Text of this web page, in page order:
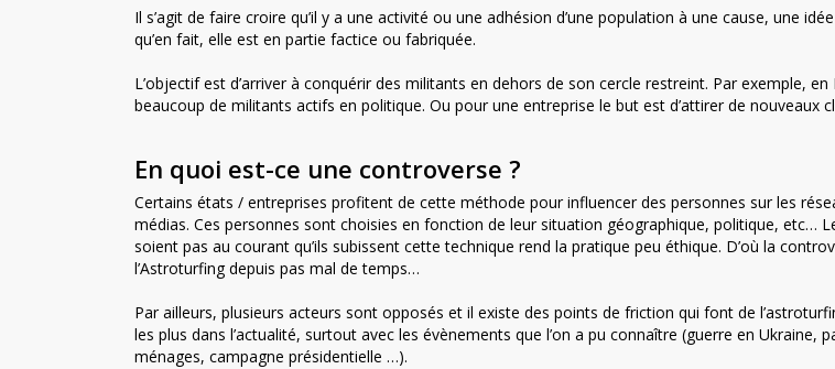
Il s’agit de faire croire qu’il y a une activité ou une adhésion d’une population à une cause, une
qu’en fait, elle est en partie factice ou fabriquée.
L’objectif est d’arriver à conquérir des militants en dehors de son cercle restreint. Par exemple, en
beaucoup de militants actifs en politique. Ou pour une entreprise le but est d’attirer de nouveaux
En quoi est-ce une controverse ?
Certains états / entreprises profitent de cette méthode pour influencer des personnes sur les
médias. Ces personnes sont choisies en fonction de leur situation géographique, politique, etc…
soient pas au courant qu’ils subissent cette technique rend la pratique peu éthique. D’où la
l’Astroturfing depuis pas mal de temps…
Par ailleurs, plusieurs acteurs sont opposés et il existe des points de friction qui font de
les plus dans l’actualité, surtout avec les évènements que l’on a pu connaître (guerre en Ukraine,
ménages, campagne présidentielle …).